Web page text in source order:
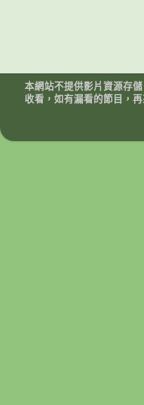
本網站不提供影片資源存
收看，如有漏看的節目，